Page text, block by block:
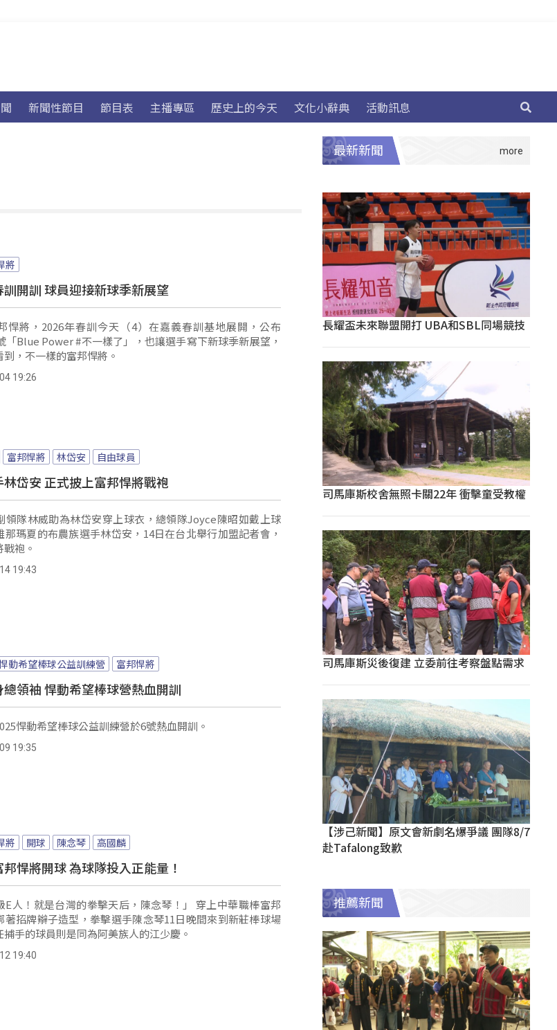
新聞性節目 節目表 主播專區 歷史上的今天 文化小辭典 活動訊息
將
訓開訓 球員迎接新球季新展望
悍將，2026年春訓今天（4）在嘉義春訓基地展開，公布
「Blue Power #不一樣了」，也讓選手寫下新球季新展望，
，不一樣的富邦悍將。
19:26
富邦悍將 林岱安 自由球員
岱安 正式披上富邦悍將戰袍
領隊林威助為林岱安穿上球衣，總領隊Joyce陳昭如戴上球
那瑪夏的布農族選手林岱安，14日在台北舉行加盟記者會，
袍。
19:43
動希望棒球公益訓練營 富邦悍將
領袖 悍動希望棒球營熱血開訓
悍動希望棒球公益訓練營於6號熱血開訓。
19:35
將 開球 陳念琴 高國麟
悍將開球 為球隊投入正能量！
就是台灣的拳擊天后，陳念琴！」 穿上中華職棒富邦
著招牌辮子造型，拳擊選手陳念琴11日晚間來到新莊棒球場
捕手的球員則是同為阿美族人的江少慶。
19:40
最新新聞
長耀盃未來聯盟開打 UBA和SBL同場競技
司馬庫斯校舍無照卡關22年 衝擊童受教權
司馬庫斯災後復建 立委前往考察盤點需求
【涉己新聞】原文會新劇名爆爭議 團隊8/7
赴Tafalong致歉
推薦新聞